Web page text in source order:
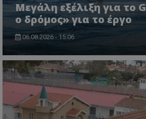
Μεγάλη εξέλιξη για το
ο δρόμος» για το έργο
06.08.2026 - 15:06
VISITOR_PRIVACY_METADATA